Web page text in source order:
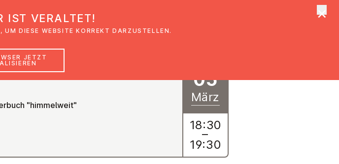
News Veranstaltungen
"himmelweit"
05
März
18:30
–
19:30
IST VERALTET!
DIESE WEBSITE KORREKT DARZUSTELLEN.
JETZT
×